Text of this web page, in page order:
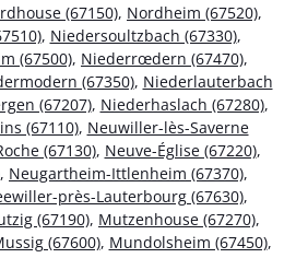
(67150), Nordheim (67520),
, Niedersoultzbach (67330),
(67500), Niederrœdern (67470),
(67350), Niederlauterbach
(67207), Niederhaslach (67280),
(67110), Neuwiller-lès-Saverne
(67130), Neuve-Église (67220),
, Neugartheim-Ittlenheim (67370),
près-Lauterbourg (67630),
(67190), Mutzenhouse (67270),
(67600), Mundolsheim (67450),